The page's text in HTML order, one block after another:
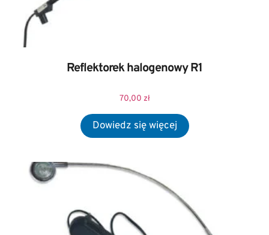
Reflektorek halogenowy R1
70,00 zł